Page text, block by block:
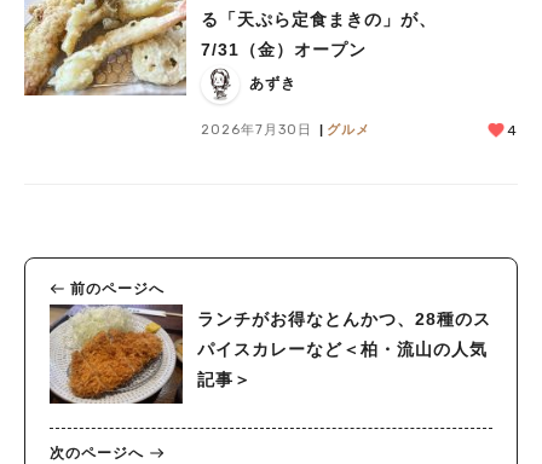
る「天ぷら定食まきの」が、
7/31（金）オープン
あずき
2026年7月30日 グルメ 4
前のページへ
ランチがお得なとんかつ、28種のス
パイスカレーなど＜柏・流山の人気
記事＞
次のページへ